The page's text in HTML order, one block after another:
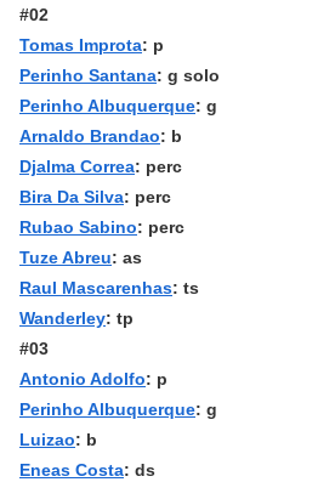
#02
Tomas Improta: p
Perinho Santana: g solo
Perinho Albuquerque: g
Arnaldo Brandao: b
Djalma Correa: perc
Bira Da Silva: perc
Rubao Sabino: perc
Tuze Abreu: as
Raul Mascarenhas: ts
Wanderley: tp
#03
Antonio Adolfo: p
Perinho Albuquerque: g
Luizao: b
Eneas Costa: ds